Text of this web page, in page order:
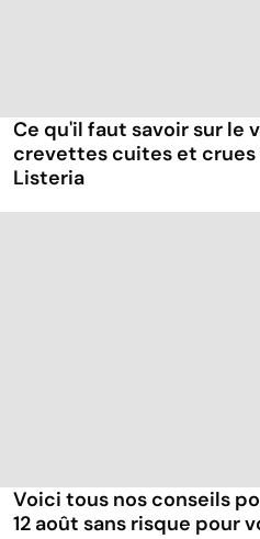
Ce qu'il faut savoir sur le
crevettes cuites et
Listeria
Voici tous nos conseils
12 août sans risque pour